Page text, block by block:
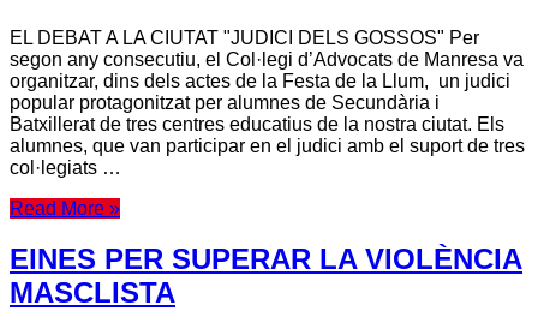
EL DEBAT A LA CIUTAT "JUDICI DELS GOSSOS" Per
segon any consecutiu, el Col·legi d’Advocats de Manresa va
organitzar, dins dels actes de la Festa de la Llum, un judici
popular protagonitzat per alumnes de Secundària i
Batxillerat de tres centres educatius de la nostra ciutat. Els
alumnes, que van participar en el judici amb el suport de tres
col·legiats …
Read More »
EINES PER SUPERAR LA VIOLÈNCIA
MASCLISTA